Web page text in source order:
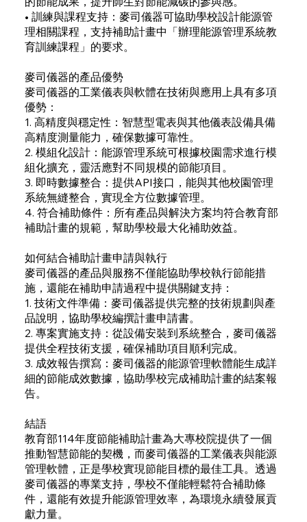
• 訓練與課程支持：麥司儀器可協助學校設計能源管
理相關課程，支持補助計畫中「辦理能源管理系統教
育訓練課程」的要求。
麥司儀器的產品優勢
麥司儀器的工業儀表與軟體在技術與應用上具有多項
優勢：
1. 高精度與穩定性：智慧型電表與其他儀表設備具備
高精度測量能力，確保數據可靠性。
2. 模組化設計：能源管理系統可根據校園需求進行模
組化擴充，靈活應對不同規模的節能項目。
3. 即時數據整合：提供API接口，能與其他校園管理
系統無縫整合，實現全方位數據管理。
4. 符合補助條件：所有產品與解決方案均符合教育部
補助計畫的規範，幫助學校最大化補助效益。
如何結合補助計畫申請與執行
麥司儀器的產品與服務不僅能協助學校執行節能措
施，還能在補助申請過程中提供關鍵支持：
1. 技術文件準備：麥司儀器提供完整的技術規劃與產
品說明，協助學校編撰計畫申請書。
2. 專案實施支持：從設備安裝到系統整合，麥司儀器
提供全程技術支援，確保補助項目順利完成。
3. 成效報告撰寫：麥司儀器的能源管理軟體能生成詳
細的節能成效數據，協助學校完成補助計畫的結案報
告。
結語
教育部114年度節能補助計畫為大專校院提供了一個
推動智慧節能的契機，而麥司儀器的工業儀表與能源
管理軟體，正是學校實現節能目標的最佳工具。透過
麥司儀器的專業支持，學校不僅能輕鬆符合補助條
件，還能有效提升能源管理效率，為環境永續發展貢
獻力量。